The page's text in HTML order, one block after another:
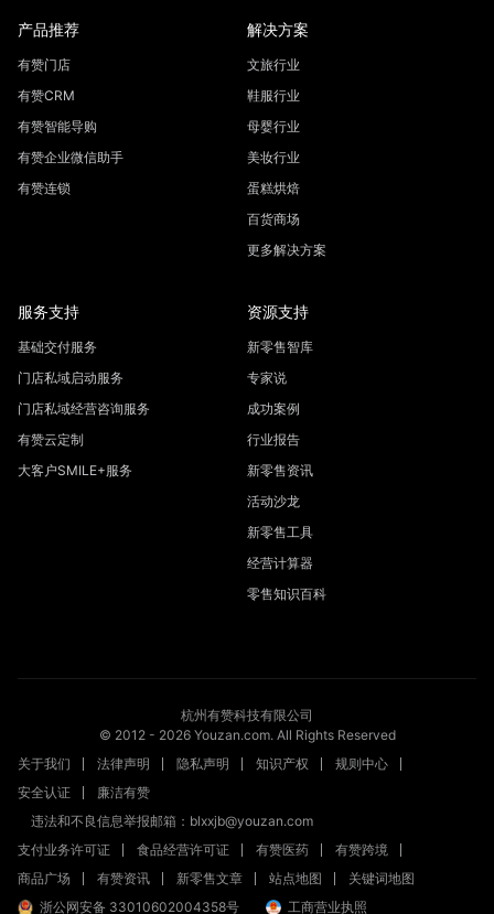
产品推荐
有赞门店
有赞CRM
有赞智能导购
有赞企业微信助手
有赞连锁
解决方案
文旅行业
鞋服行业
母婴行业
美妆行业
蛋糕烘焙
百货商场
更多解决方案
服务支持
基础交付服务
门店私域启动服务
门店私域经营咨询服务
有赞云定制
大客户SMILE+服务
资源支持
新零售智库
专家说
成功案例
行业报告
新零售资讯
活动沙龙
新零售工具
经营计算器
零售知识百科
杭州有赞科技有限公司
© 2012 - 2026Youzan.com. All Rights Reserved
关于我们
法律声明 隐私声明 知识产权
规则中心
安全认证
廉洁有赞
违法和不良信息举报邮箱：blxxjb@youzan.com
支付业务许可证
食品经营许可证 有赞医药
有赞跨境
商品广场
有赞资讯 新零售文章 站点地图
关键词地图
浙公网安备 33010602004358号
工商营业执照